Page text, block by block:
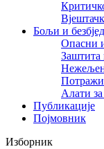
Бољи и
Опасни
Заштита
Алати
Публикације
Појмовник
Изборник